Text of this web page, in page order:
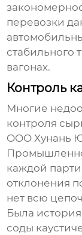
перевозки
стабильного
вагонах.
Контроль
Многие
контроля
OOO Хунань
каждой
отклонения
нет всю
Была
соды